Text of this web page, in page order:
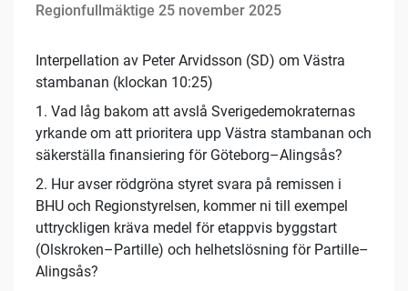
Regionfullmäktige 25 november 2025
Interpellation av Peter Arvidsson (SD) om Västra
stambanan (klockan 10:25)
1. Vad låg bakom att avslå Sverigedemokraternas
yrkande om att prioritera upp Västra stambanan och
säkerställa finansiering för Göteborg–Alingsås?
2. Hur avser rödgröna styret svara på remissen i
BHU och Regionstyrelsen, kommer ni till exempel
uttryckligen kräva medel för etappvis byggstart
(Olskroken–Partille) och helhetslösning för Partille–
Alingsås?